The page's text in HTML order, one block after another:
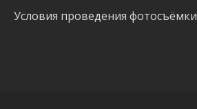
Условия проведения фотосъёмки